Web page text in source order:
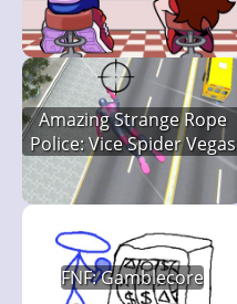
Amazing Strange Rope
Police: Vice Spider Vegas
FNF: Gamblecore